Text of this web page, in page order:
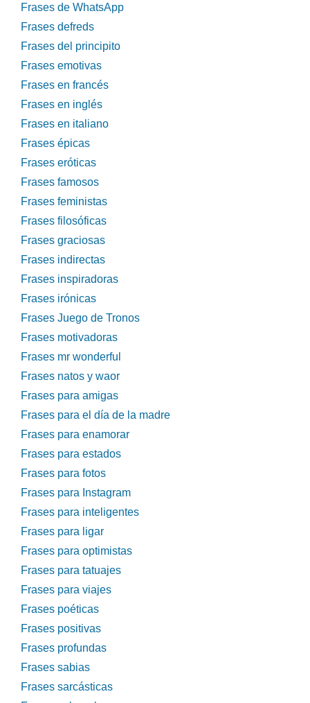
Frases de WhatsApp
Frases defreds
Frases del principito
Frases emotivas
Frases en francés
Frases en inglés
Frases en italiano
Frases épicas
Frases eróticas
Frases famosos
Frases feministas
Frases filosóficas
Frases graciosas
Frases indirectas
Frases inspiradoras
Frases irónicas
Frases Juego de Tronos
Frases motivadoras
Frases mr wonderful
Frases natos y waor
Frases para amigas
Frases para el día de la madre
Frases para enamorar
Frases para estados
Frases para fotos
Frases para Instagram
Frases para inteligentes
Frases para ligar
Frases para optimistas
Frases para tatuajes
Frases para viajes
Frases poéticas
Frases positivas
Frases profundas
Frases sabias
Frases sarcásticas